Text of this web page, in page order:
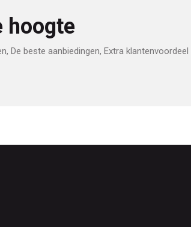
hoogte
De beste aanbiedingen, Extra klantenvoordeel